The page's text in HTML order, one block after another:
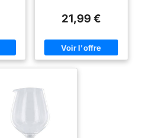
21,99 €